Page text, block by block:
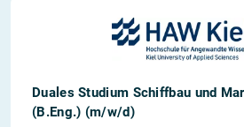
Duales Studium Schiffbau und
(B.Eng.) (m/w/d)